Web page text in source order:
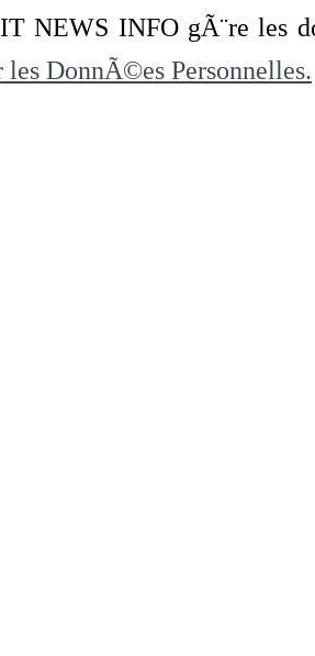
NEWS INFO gÃ¨re les
les DonnÃ©es Personnelles.